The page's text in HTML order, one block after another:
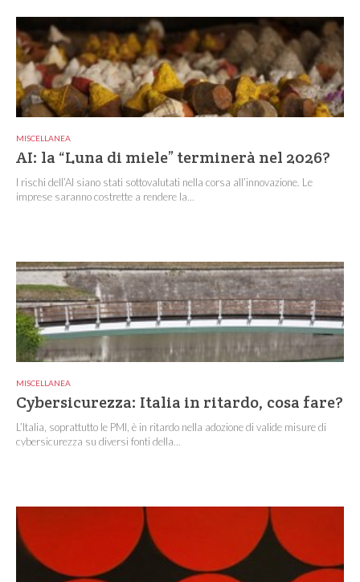
MISCELLANEA
AI: la “Luna di miele” terminerà nel 2026?
I rischi dell’AI siano stati sottovalutati nella corsa all’innovazione. Le
imprese saranno costrette a rendere la...
MISCELLANEA
Cybersicurezza: Italia in ritardo, cosa fare?
L’Italia, soprattutto le PMI, è in ritardo nella adozione di valide misure di
cybersicurezza su diversi fonti della...